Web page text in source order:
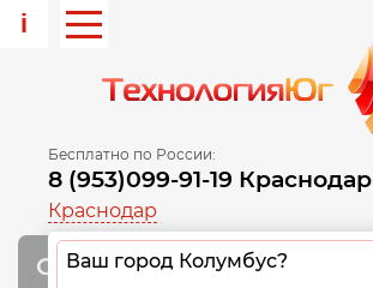
i
Бесплатно по России:
8 (953)099-91-19 Краснодар
Краснодар
Ваш город Колумбус?